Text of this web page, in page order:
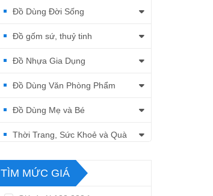
Đồ Dùng Đời Sống
Đồ gốm sứ, thuỷ tinh
Đồ Nhựa Gia Dụng
Đồ Dùng Văn Phòng Phẩm
Đồ Dùng Mẹ và Bé
Thời Trang, Sức Khoẻ và Quà
TÌM MỨC GIÁ